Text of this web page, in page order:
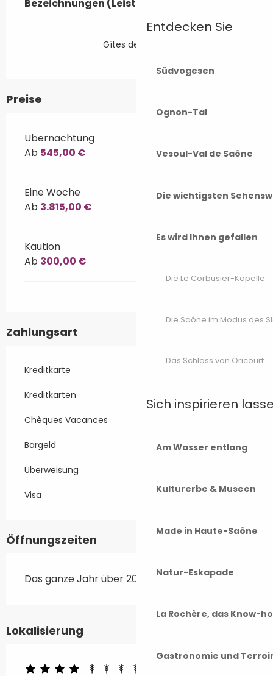
Entdecken Sie
Südvogesen
Ognon-Tal
Vesoul-Val de Saône
Die wichtigsten
Es wird Ihnen gefallen
Die Le Corbusier-Kapelle
Die Saône im Modus des
Das Schloss von Oricourt
Sich inspirieren
Am Wasser entlang
Kulturerbe & Museen
Made in Haute-Saône
Natur-Eskapade
La Rochère, das Know-
Gastronomie und
Bezeichnungen (Leistungsmerkmale)
Bezeichnungen (Leistungsmerkmale)
Gîtes de France
Preise
Übernachtung
Ab 545,00 €
Eine Woche
Ab 3.815,00 €
Kaution
Ab 300,00 €
Zahlungsart
Kreditkarte
Kreditkarten
Chèques Vacances
Bargeld
Überweisung
Visa
Öffnungszeiten
Das ganze Jahr über 2026
Lokalisierung